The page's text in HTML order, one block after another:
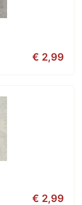
€ 2,99
€ 2,99